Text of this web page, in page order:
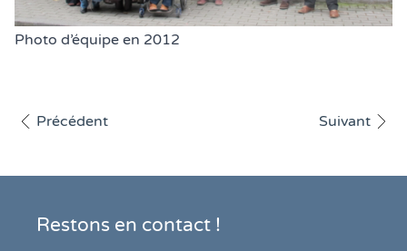
Légende de la photo :
Photo d’équipe en 2012
Afficher l'article
Précédent Afficher
Suivant
Restons en contact !